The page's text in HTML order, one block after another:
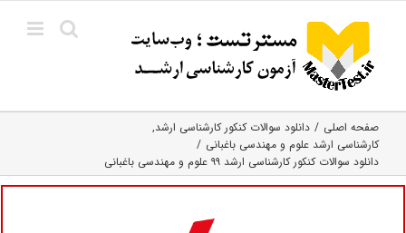
content
صفحه اصلی
دانلود سوالات کنکور کارشناسی ارشد
کارشناسی ارشد علوم و مهندسی باغبانی
دانلود سوالات کنکور کارشناسی ارشد ۹۹ علوم و مهندسی باغبانی